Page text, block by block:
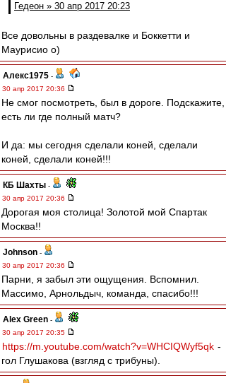
Гедеон » 30 апр 2017 20:23
Все довольны в раздевалке и Боккетти и
Маурисио о)
Алекс1975 -
30 апр 2017 20:36
Не смог посмотреть, был в дороге. Подскажите,
есть ли где полный матч?
И да: мы сегодня сделали коней, сделали
коней, сделали коней!!!
КБ Шахты -
30 апр 2017 20:36
Дорогая моя столица! Золотой мой Спартак
Москва!!
Johnson -
30 апр 2017 20:36
Парни, я забыл эти ощущения. Вспомнил.
Массимо, Арнольдыч, команда, спасибо!!!
Alex Green -
30 апр 2017 20:35
https://m.youtube.com/watch?v=WHCIQWyf5qk -
гол Глушакова (взгляд с трибуны).